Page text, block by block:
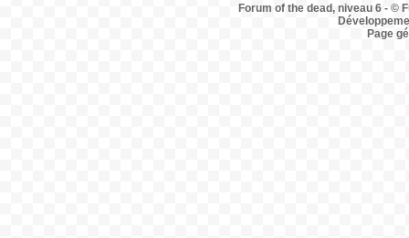
Forum of the dead, niveau 6 - ©
Page